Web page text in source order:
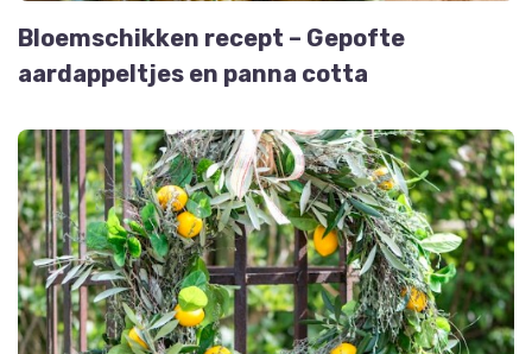
Bloemschikken recept – Gepofte
aardappeltjes en panna cotta